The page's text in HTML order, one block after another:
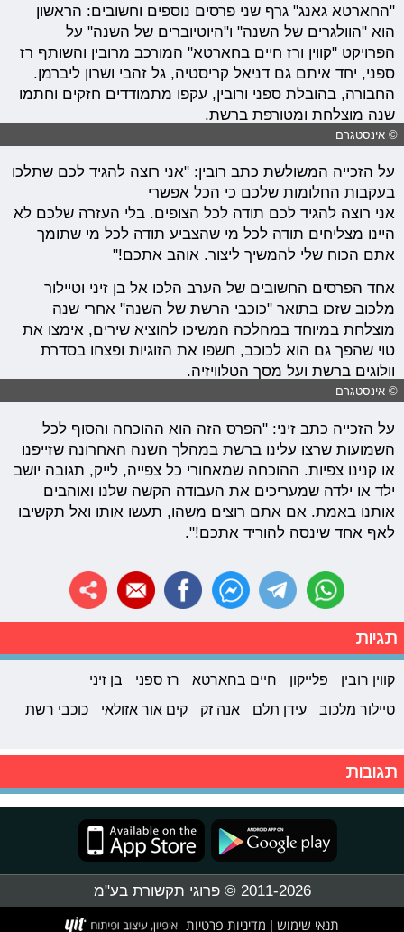
"החארטא גאנג" גרף שני פרסים נוספים וחשובים: הראשון
הוא "הוולגרים של השנה" ו"היוטיוברים של השנה" על
הפרויקט "קווין ורז חיים בחארטא" המורכב מרובין והשותף רז
ספני, יחד איתם גם דניאל קריסטיה, גל זהבי ושרון ליברמן.
החבורה, בהובלת ספני ורובין, עקפו מתמודדים חזקים וחתמו
שנה מוצלחת ומטורפת ברשת.
© אינסטגרם
על הזכייה המשולשת כתב רובין: "אני רוצה להגיד לכם שתלכו
בעקבות החלומות שלכם כי הכל אפשרי
אני רוצה להגיד לכם תודה לכל הצופים. בלי העזרה שלכם לא
היינו מצליחים תודה לכל מי שהצביע תודה לכל מי שתומך
אתם הכוח שלי להמשיך ליצור. אוהב אתכם!"
אחד הפרסים החשובים של הערב הלכו אל בן זיני וטיילור
מלכוב שזכו בתואר "כוכבי הרשת של השנה" אחרי שנה
מוצלחת במיוחד במהלכה המשיכו להוציא שירים, אימצו את
טוי שהפך גם הוא לכוכב, חשפו את הזוגיות ופצחו בסדרת
וולוגים ברשת ועל מסך הטלוויזיה.
© אינסטגרם
על הזכייה כתב זיני: "הפרס הזה הוא ההוכחה והסוף לכל
השמועות שרצו עלינו ברשת במהלך השנה האחרונה שזייפנו
או קנינו צפיות. ההוכחה שמאחורי כל צפייה, לייק, תגובה יושב
ילד או ילדה שמעריכים את העבודה הקשה שלנו ואוהבים
אותנו באמת. אם אתם רוצים משהו, תעשו אותו ואל תקשיבו
לאף אחד שינסה להוריד אתכם!".
תגיות
קווין רובין פלייקון חיים בחארטא רז ספני
בן זיני
טיילור מלכוב
עידן תלם אנה זק קים אור אזולאי כוכבי רשת
תגובות
2011-2026 © פרוגי תקשורת בע"מ
תנאי שימוש מדיניות פרטיות